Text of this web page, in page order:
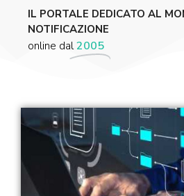
IL PORTALE DEDICATO AL
NOTIFICAZIONE
online dal2005